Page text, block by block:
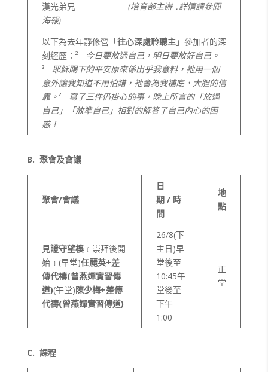
漢光弟兄(培育部主辦 ․詳情請參閱
海報)
以下為去年靜修營「往心深處聆聽主」參加者的深
刻經歷：²
今日要放過自己，明日要放好自己。
² 耶穌賜下的平安原來係出乎我意料，祂用一個
意外讓我知道不用怕錯，祂會為我補底，大胆的信
靠。² 寫了三件仍掛心的事，晚上所言的「放過
自己」「放準自己」相對的解答了自己內心的困
惑！
B. 聚會及會議
聚會/會議
日
期 / 時
間
地
點
見證守望樓﹝崇拜後開
始﹞(早堂)任麗英+差
傳代禱(曾燕嬋實習傳
道)(午堂)陳少梅+差傳
代禱(曾燕嬋實習傳道)
26/8(下
主日)早
堂後至
10:45午
堂後至
下午
1:00
正
堂
C. 課程